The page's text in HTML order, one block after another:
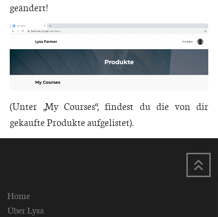
geändert!
(Unter „My Courses“, findest du die von dir
gekaufte Produkte aufgelistet).
Home
Über Lysa